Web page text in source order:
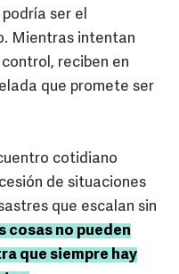
ser el
Mientras intentan
reciben en
que promete ser
cotidiano
de situaciones
que escalan sin
cosas no pueden
que siempre hay